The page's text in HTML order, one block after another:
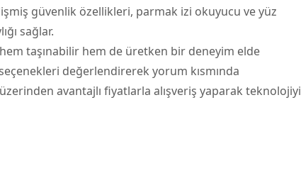
güvenlik özellikleri, parmak izi okuyucu ve yüz
sağlar.
taşınabilir hem de üretken bir deneyim elde
değerlendirerek yorum kısmında
avantajlı fiyatlarla alışveriş yaparak teknolojiyi